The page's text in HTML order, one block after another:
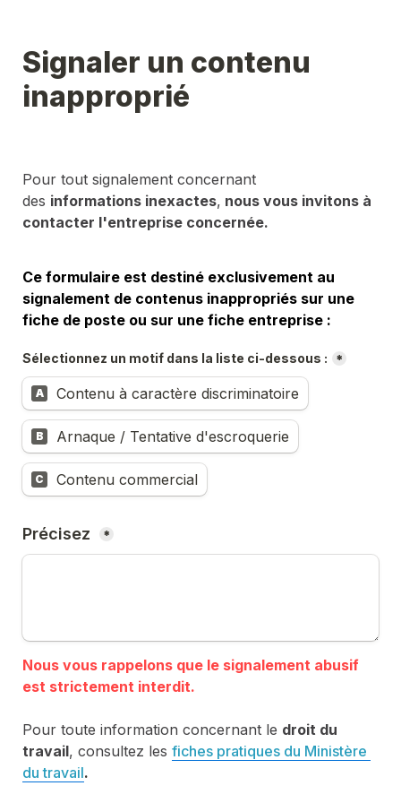
Signaler un contenu
inapproprié
Pour tout signalement concernant
des informations inexactes, nous vous invitons à
contacter l'entreprise concernée.
Ce formulaire est destiné exclusivement au
signalement de contenus inappropriés sur une
fiche de poste ou sur une fiche entreprise :
Sélectionnez un motif dans la liste ci-dessous : *
A Contenu à caractère discriminatoire
B Arnaque / Tentative d'escroquerie
C Contenu commercial
Précisez *
Nous vous rappelons que le signalement abusif
Pour toute information concernant le droit du
travail, consultez les fiches pratiques du Ministère
du travail